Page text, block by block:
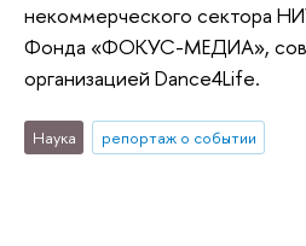
некоммерческого сектора
Фонда «ФОКУС-МЕДИА»,
организацией Dance4Life.
Наука репортаж о событии